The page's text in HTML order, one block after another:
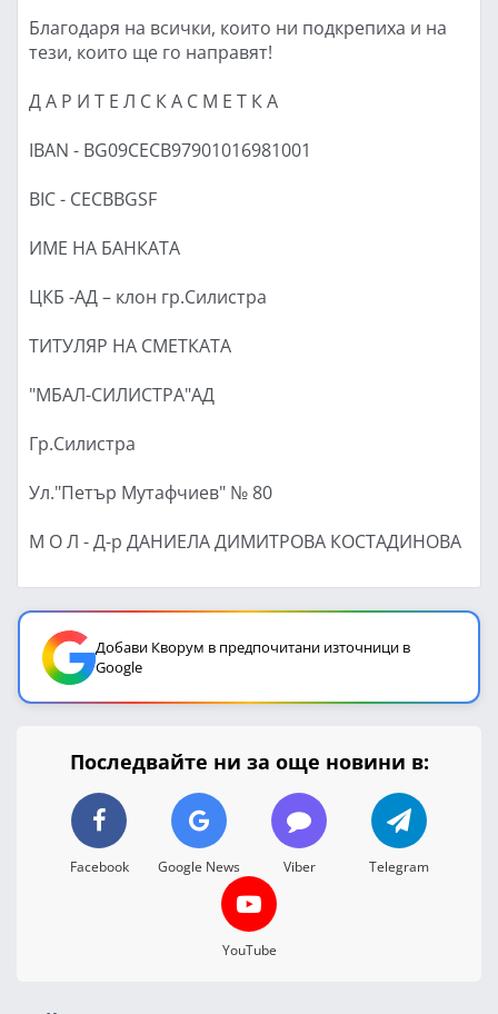
Благодаря на всички, които ни подкрепиха и на
тези, които ще го направят!
Д А Р И Т Е Л С К А С М Е Т К А
IBAN - BG09CECB97901016981001
BIC - CECBBGSF
ИМЕ НА БАНКАТА
ЦКБ -АД – клон гр.Силистра
ТИТУЛЯР НА СМЕТКАТА
"МБАЛ-СИЛИСТРА"АД
Гр.Силистра
Ул."Петър Мутафчиев" № 80
М О Л - Д-р ДАНИЕЛА ДИМИТРОВА КОСТАДИНОВА
Добави Кворум в предпочитани източници в
Google
Последвайте ни за още новини в:
Facebook Google News Viber Telegram
YouTube